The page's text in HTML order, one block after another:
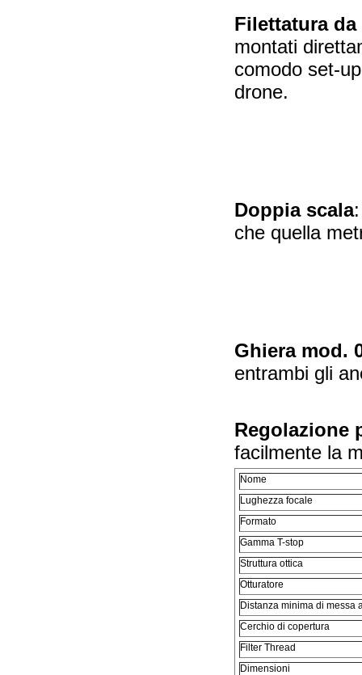
Filettatura
montati
comodo set-
drone.
Doppia scala
che quella
Ghiera mod.
entrambi gli
Regolazione
facilmente la
Nome
Lughezza focale
Formato
Gamma T-stop
Struttura ottica
Otturatore
Distanza minima di messa
Cerchio di copertura
Filter Thread
Dimensioni